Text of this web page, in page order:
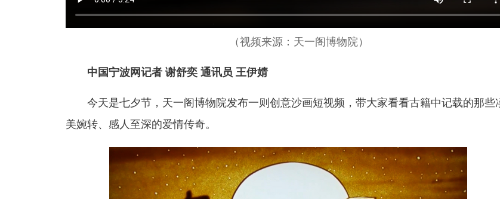
（视频来源：天一阁博物院）
中国宁波网记者 谢舒奕 通讯员 王伊婧
今天是七夕节，天一阁博物院发布一则创意沙画短视频，带大家看看古籍中记载的那些
美婉转、感人至深的爱情传奇。